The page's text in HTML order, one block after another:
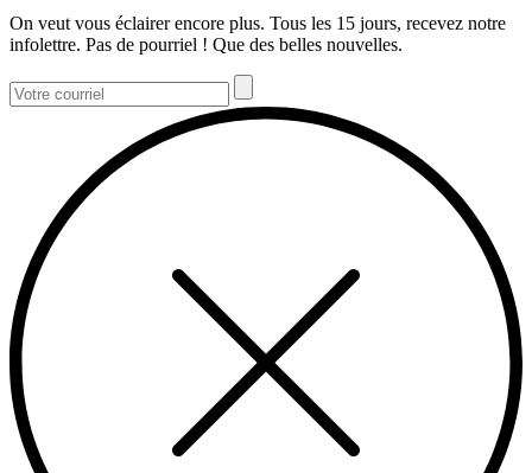
On veut vous éclairer encore plus. Tous les 15 jours, recevez notre
infolettre. Pas de pourriel ! Que des belles nouvelles.